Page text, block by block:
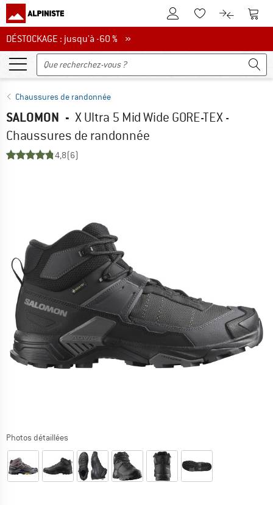
Vers le compte client
Vers la liste
Vers le
DÉSTOCKAGE : jusqu'à -60 %
DÉSTOCKAGE : jusqu'à -60 % »
Chaussures de randonnée
SALOMON - X Ultra 5 Mid Wide GORE-TEX -
Chaussures de randonnée
4,8(6)
Photos détaillées